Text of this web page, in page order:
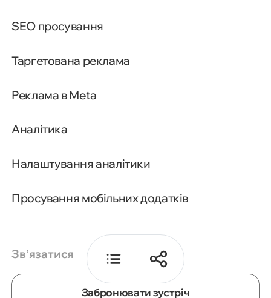
1. Кампанія витрачає бюджет
до конверсій
3. Аналітика є, але рішення
SEO просування
Таргетована реклама
Реклама в Meta
Аналітика
Налаштування аналітики
Просування мобільних додатків
Звʼязатися
Забронювати зустріч